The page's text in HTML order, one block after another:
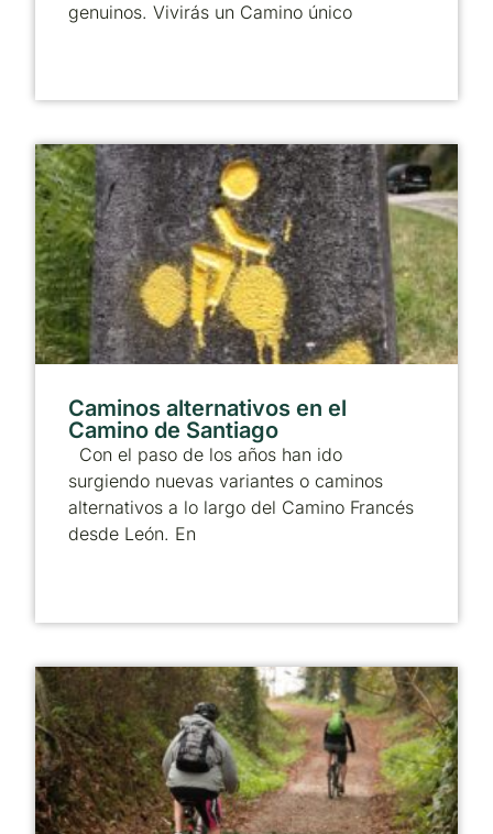
genuinos. Vivirás un Camino único
Caminos alternativos en el
Camino de Santiago
Con el paso de los años han ido
surgiendo nuevas variantes o caminos
alternativos a lo largo del Camino Francés
desde León. En